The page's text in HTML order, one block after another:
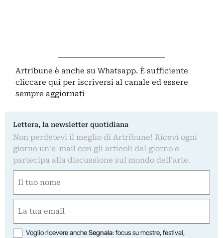
Artribune è anche su Whatsapp. È sufficiente
cliccare qui per iscriversi al canale ed essere
sempre aggiornati
Lettera, la newsletter quotidiana
Non perdetevi il meglio di Artribune! Ricevi ogni
giorno un'e-mail con gli articoli del giorno e
partecipa alla discussione sul mondo dell'arte.
(Obbligatorio)
(Obbligatorio)
Opzioni
Voglio ricevere ancheSegnala: focus su mostre, festival,